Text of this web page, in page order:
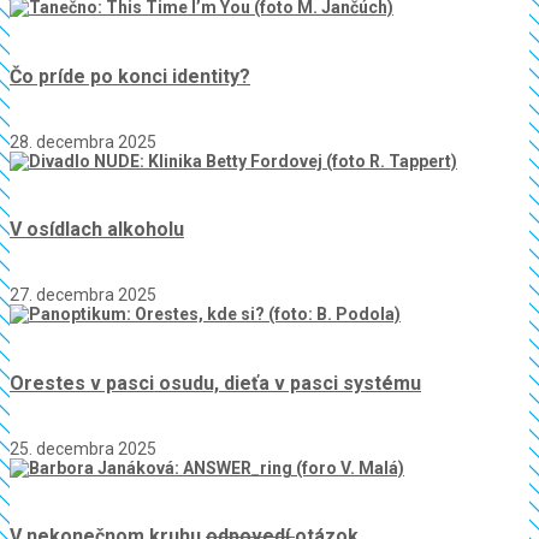
Čo príde po konci identity?
28. decembra 2025
V osídlach alkoholu
27. decembra 2025
Orestes v pasci osudu, dieťa v pasci systému
25. decembra 2025